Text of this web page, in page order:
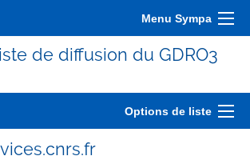
Menu Sympa
de diffusion du GDRO3
Options de liste